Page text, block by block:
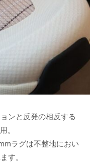
ンと反発の相反する
。
ラグは不整地におい
す。